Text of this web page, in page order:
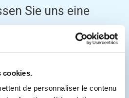
de personnaliser le contenu
Sie uns eine